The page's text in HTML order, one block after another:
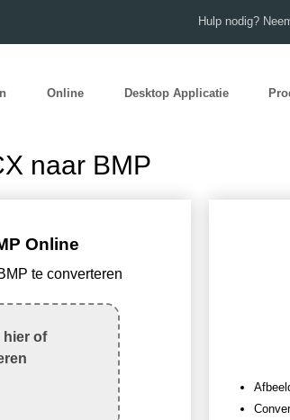
Hulp nodig?
Online Desktop Applicatie
naar BMP
Online
te converteren
hier of